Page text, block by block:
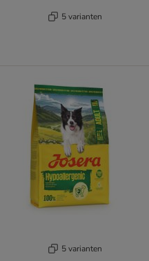
5 varianten
5 varianten